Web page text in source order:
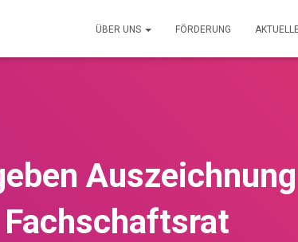
ÜBER UNS FÖRDERUNG
Fachschaftsrat